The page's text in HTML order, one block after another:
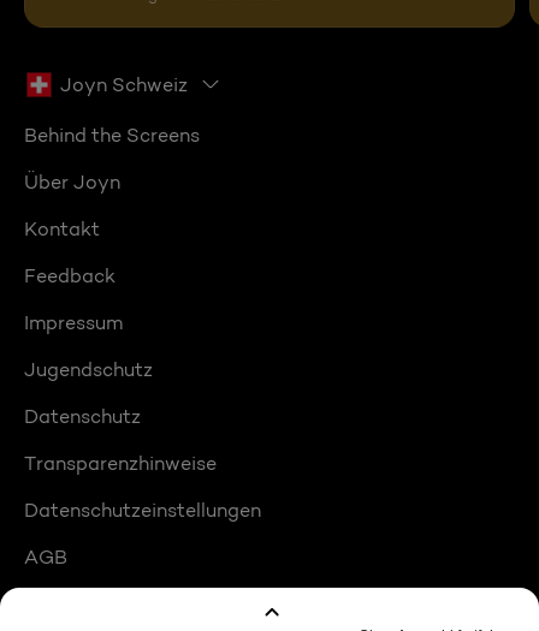
Joyn Schweiz
Behind the Screens
Über Joyn
Kontakt
Feedback
Impressum
Jugendschutz
Datenschutz
Transparenzhinweise
Datenschutzeinstellungen
AGB